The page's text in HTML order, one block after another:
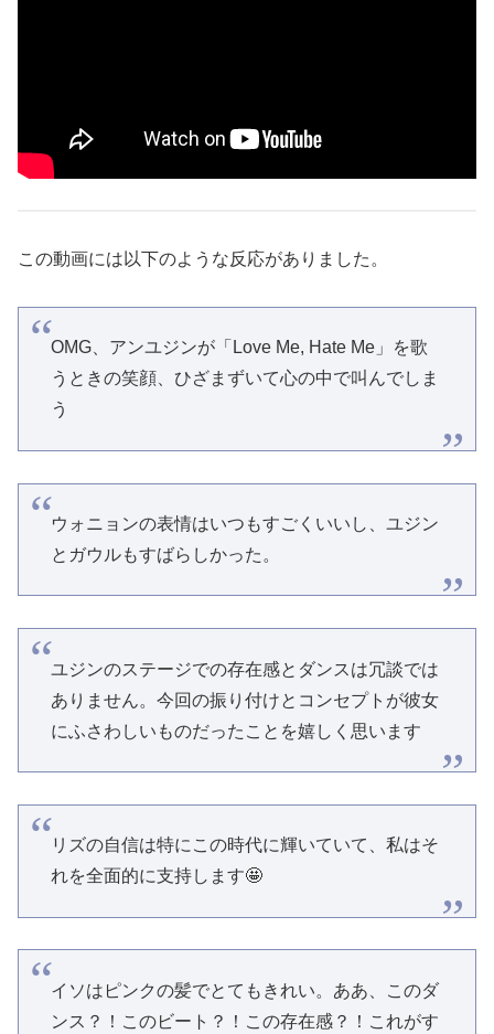
この動画には以下のような反応がありました。
OMG、アンユジンが「Love Me, Hate Me」を歌
うときの笑顔、ひざまずいて心の中で叫んでしま
う
ウォニョンの表情はいつもすごくいいし、ユジン
とガウルもすばらしかった。
ユジンのステージでの存在感とダンスは冗談では
ありません。今回の振り付けとコンセプトが彼女
にふさわしいものだったことを嬉しく思います
リズの自信は特にこの時代に輝いていて、私はそ
れを全面的に支持します🤩
イソはピンクの髪でとてもきれい。ああ、このダ
ンス？！このビート？！この存在感？！これがす